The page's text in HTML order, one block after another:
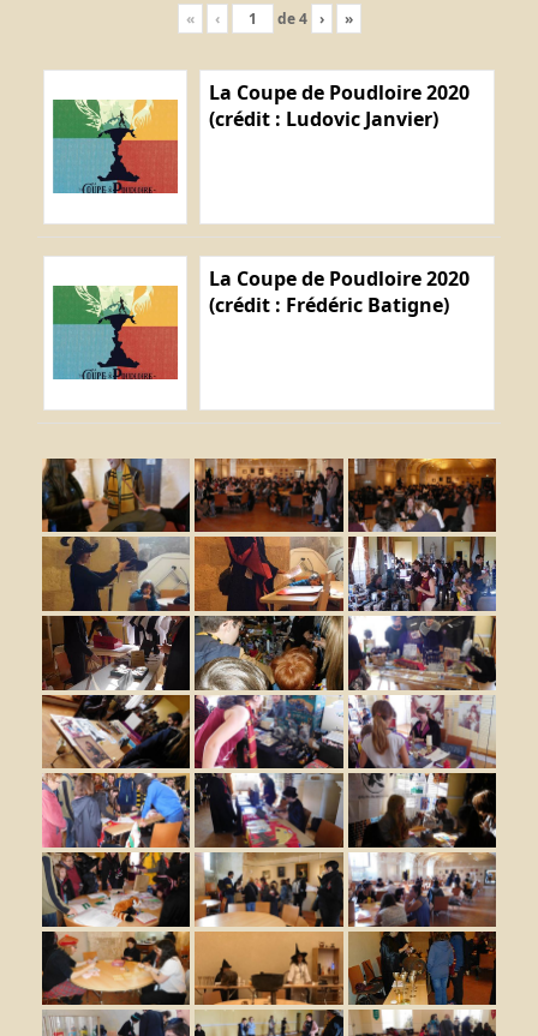
« ‹ de4 › »
La Coupe de Poudloire 2020
(crédit : Ludovic Janvier)
La Coupe de Poudloire 2020
(crédit : Frédéric Batigne)